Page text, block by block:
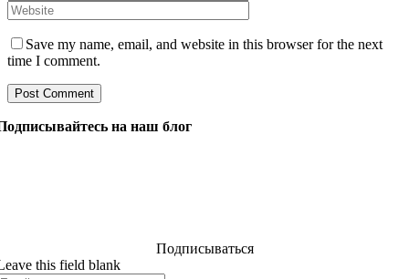
Save my name, email, and website in this browser for the next
time I comment.
на наш блог
Подписываться
this field blank